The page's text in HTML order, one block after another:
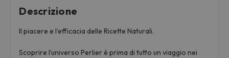
Descrizione
Il piacere e l’efficacia delle Ricette Naturali.
Scoprire l’universo Perlier è prima di tutto un viaggio nei